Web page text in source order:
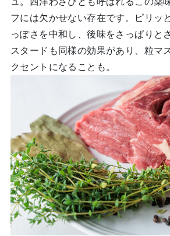
フには欠かせない存在です。ピリッ
っぽさを中和し、後味をさっぱりと
スタードも同様の効果があり、粒マ
クセントになることも。